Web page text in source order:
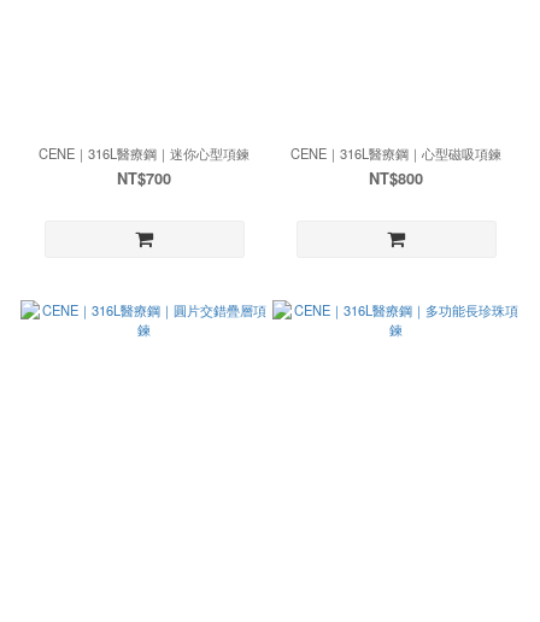
CENE｜316L醫療鋼｜迷你心型項鍊
NT$700
CENE｜316L醫療鋼｜心型磁吸項鍊
NT$800